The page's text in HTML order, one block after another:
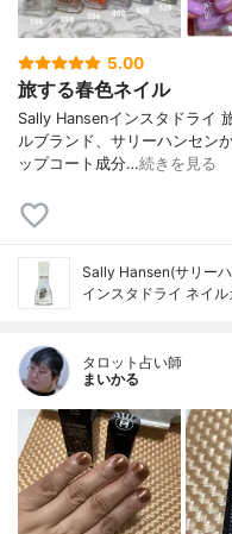
5.00
旅する春色ネイル
Sally Hansenインスタドライ
ルブランド、サリーハンセン
ップコート成分…続きを見る
Sally Hansen(サリー
インスタドライ ネイル
タロット占い師
まいかる